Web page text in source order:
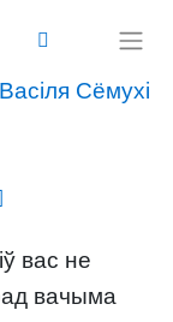
Сёмухі
вас не
вачыма